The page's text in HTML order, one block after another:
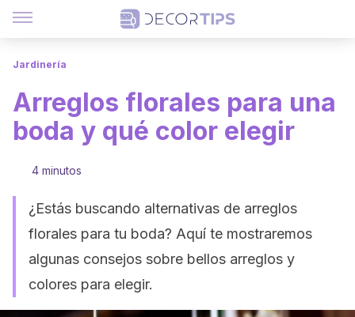
Jardinería
Arreglos florales para una
boda y qué color elegir
4 minutos
¿Estás buscando alternativas de arreglos
florales para tu boda? Aquí te mostraremos
algunas consejos sobre bellos arreglos y
colores para elegir.